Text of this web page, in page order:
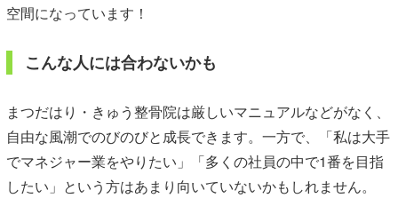
空間になっています！
こんな人には合わないかも
まつだはり・きゅう整骨院は厳しいマニュアルなどがなく、
自由な風潮でのびのびと成長できます。一方で、「私は大手
でマネジャー業をやりたい」「多くの社員の中で1番を目指
したい」という方はあまり向いていないかもしれません。